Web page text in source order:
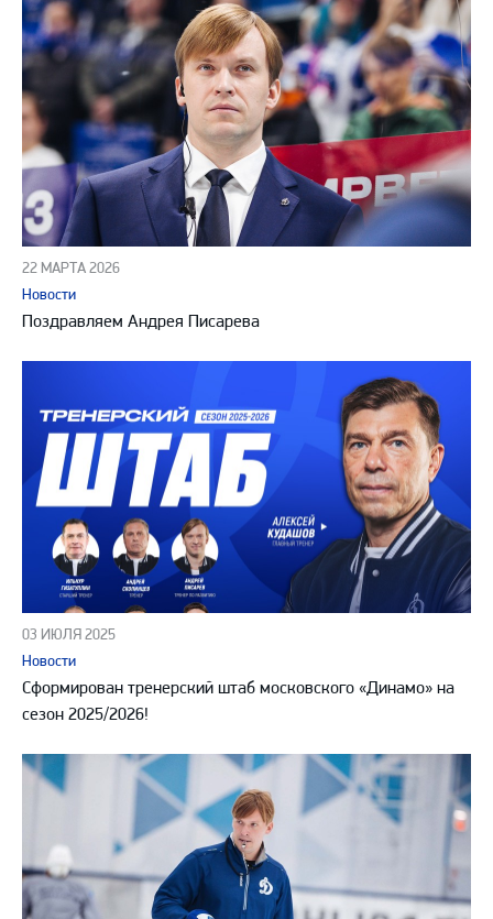
22 МАРТА 2026
Новости
Поздравляем Андрея Писарева
03 ИЮЛЯ 2025
Новости
Сформирован тренерский штаб московского «Динамо» на
сезон 2025/2026!